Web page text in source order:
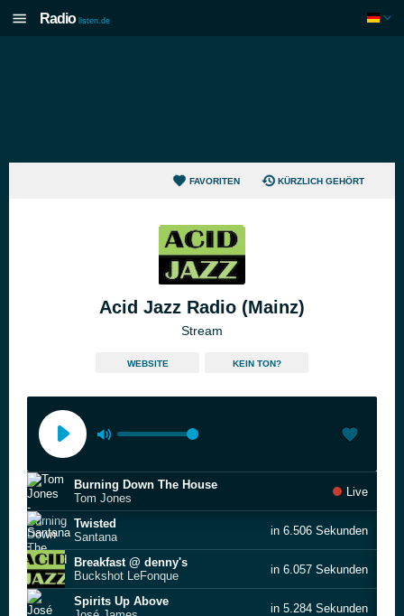
Radio listen.de
FAVORITEN KÜRZLICH GEHÖRT
Acid Jazz Radio (Mainz)
Stream
WEBSITE KEIN TON?
Burning Down The House
Tom Jones
Live
Twisted
Santana
in 6.506 Sekunden
Breakfast @ denny's
Buckshot LeFonque
in 6.057 Sekunden
Spirits Up Above
in 5.284 Sekunden